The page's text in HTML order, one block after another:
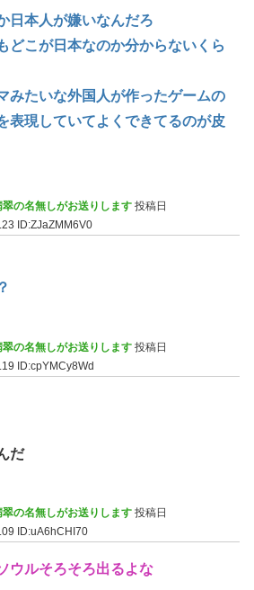
日本人が嫌いなんだろ
どこが日本なのか分からないくら
みたいな外国人が作ったゲームの
表現していてよくできてるのが皮
の名無しがお送りします 投稿日
ID:ZJaZMM6V0
の名無しがお送りします 投稿日
ID:cpYMCy8Wd
だ
の名無しがお送りします 投稿日
ID:uA6hCHI70
ウルそろそろ出るよな